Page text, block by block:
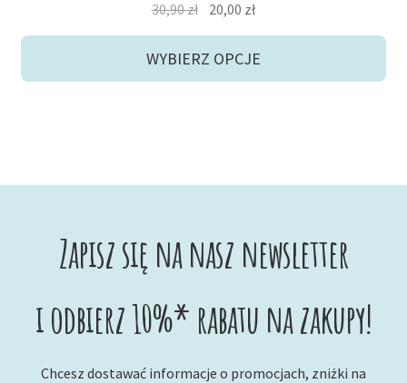
30,90zł Pierwotna
wynosiła:
20,00 złAktualna
wynosi:
WYBIERZ OPCJE
Zapisz się na nasz newsletter
i odbierz 10%* rabatu na zakupy!
Chcesz dostawać informacje o promocjach, zniżki na